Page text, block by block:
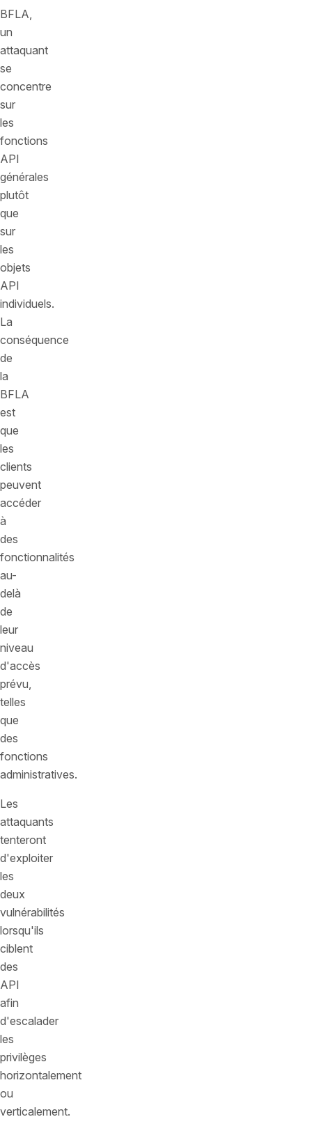
BFLA,
un
attaquant
se
concentre
sur
les
fonctions
API
générales
plutôt
que
sur
les
objets
API
individuels.
La
conséquence
de
la
BFLA
est
que
les
clients
peuvent
accéder
à
des
fonctionnalités
au-
delà
de
leur
niveau
d'accès
prévu,
telles
que
des
fonctions
administratives.
Les
attaquants
tenteront
d'exploiter
les
deux
vulnérabilités
lorsqu'ils
ciblent
des
API
afin
d'escalader
les
privilèges
horizontalement
ou
verticalement.